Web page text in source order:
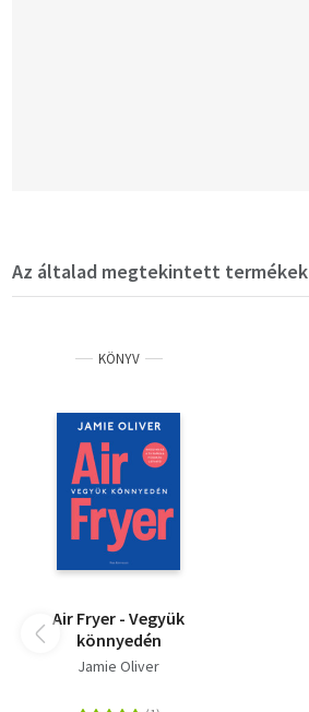
Az általad megtekintett termékek
KÖNYV
Air Fryer - Vegyük
könnyedén
Jamie Oliver